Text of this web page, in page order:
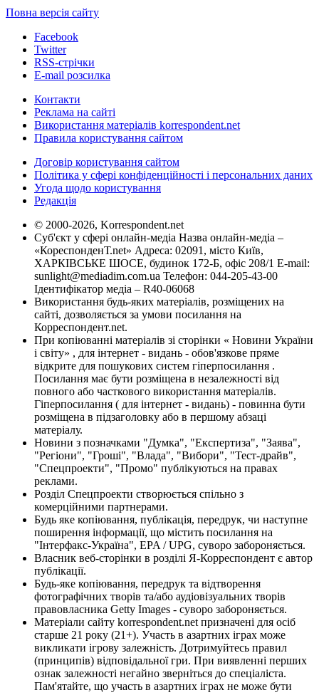
Повна версія сайту
Facebook
Twitter
RSS-стрічки
E-mail розсилка
Контакти
Реклама на сайті
Використання матеріалів korrespondent.net
Правила користування сайтом
Договір користування сайтом
Політика у сфері конфіденційності і персональних даних
Угода щодо користування
Редакція
© 2000-2026, Korrespondent.net
Суб'єкт у сфері онлайн-медіа Назва онлайн-медіа –
«КореспонденТ.net» Адреса: 02091, місто Київ,
ХАРКІВСЬКЕ ШОСЕ, будинок 172-Б, офіс 208/1 E-mail:
sunlight@mediadim.com.ua Телефон: 044-205-43-00
Ідентифікатор медіа – R40-06068
Використання будь-яких матеріалів, розміщених на
сайті, дозволяється за умови посилання на
Корреспондент.net.
При копіюванні матеріалів зі сторінки « Новини України
і світу» , для інтернет - видань - обов'язкове пряме
відкрите для пошукових систем гіперпосилання .
Посилання має бути розміщена в незалежності від
повного або часткового використання матеріалів.
Гіперпосилання ( для інтернет - видань) - повинна бути
розміщена в підзаголовку або в першому абзаці
матеріалу.
Новини з позначками "Думка", "Експертиза", "Заява",
"Регіони", "Гроші", "Влада", "Вибори", "Тест-драйв",
"Спецпроекти", "Промо" публікуються на правах
реклами.
Розділ Спецпроекти створюється спільно з
комерційними партнерами.
Будь яке копіювання, публікація, передрук, чи наступне
поширення інформації, що містить посилання на
"Інтерфакс-Україна", EPA / UPG, суворо забороняється.
Власник веб-сторінки в розділі Я-Корреспондент є автор
публікації.
Будь-яке копіювання, передрук та відтворення
фотографічних творів та/або аудіовізуальних творів
правовласника Getty Images - суворо забороняється.
Матеріали сайту korrespondent.net призначені для осіб
старше 21 року (21+). Участь в азартних іграх може
викликати ігрову залежність. Дотримуйтесь правил
(принципів) відповідальної гри. При виявленні перших
ознак залежності негайно зверніться до спеціаліста.
Пам'ятайте, що участь в азартних іграх не може бути